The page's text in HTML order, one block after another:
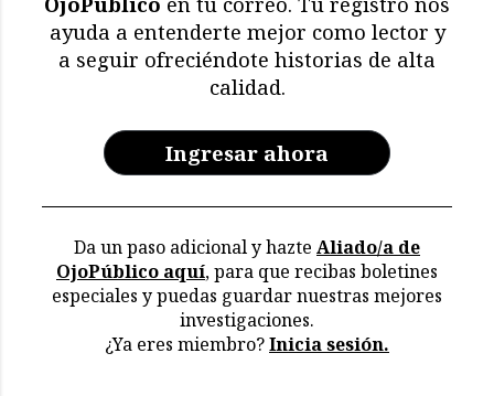
Memoria en riesgo:
restricciones y deterioro
en los archivos de la CVR
ayuda a entenderte mejor como lector y
a seguir ofreciéndote historias de alta
calidad.
Ingresar ahora
Da un paso adicional y hazte Aliado/a de
OjoPúblico aquí, para que recibas boletines
especiales y puedas guardar nuestras mejores
investigaciones.
¿Ya eres miembro?Inicia sesión.